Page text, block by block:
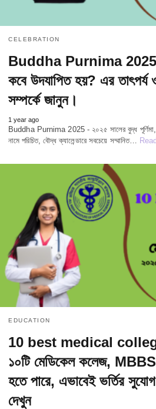
CELEBRATION
Buddha Purnima 2025
কবে উদযাপিত হয়? এর তাৎপর্য
সম্পর্কে জানুন।
1 year ago
Buddha Purnima 2025 - ২০২৫ সালের বুদ্ধ পূর্ণিমা,
নামে পরিচিত, বৌদ্ধ ক্যালেন্ডারে সবচেয়ে সম্মানিত…
EDUCATION
10 best medical
১০টি মেডিকেল কলেজ,
হতে পারে, এভাবেই ভর্তির সুযোগ
দেখুন